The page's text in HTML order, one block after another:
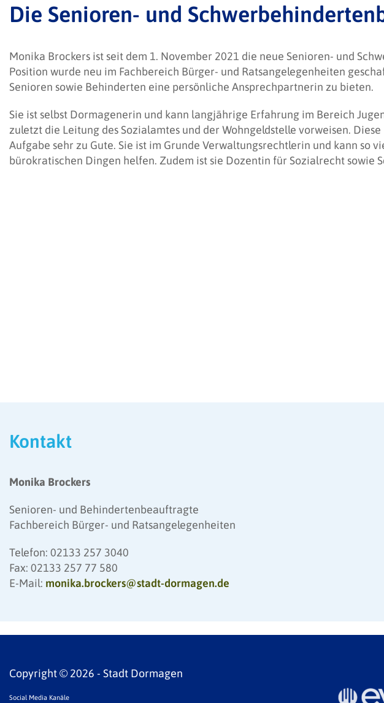
Die Senioren- und
Monika Brockers ist seit dem 1. November 2021 die neue Senioren- und
Position wurde neu im Fachbereich Bürger- und Ratsangelegenheiten
Senioren sowie Behinderten eine persönliche Ansprechpartnerin zu bieten.
Sie ist selbst Dormagenerin und kann langjährige Erfahrung im Bereich
zuletzt die Leitung des Sozialamtes und der Wohngeldstelle vorweisen.
Aufgabe sehr zu Gute. Sie ist im Grunde Verwaltungsrechtlerin und kann so
bürokratischen Dingen helfen. Zudem ist sie Dozentin für Sozialrecht sowie
Kontakt
Monika Brockers
Senioren- und Behindertenbeauftragte
Fachbereich Bürger- und Ratsangelegenheiten
Telefon: 02133 257 3040
Fax: 02133 257 77 580
E-Mail: monika.brockers@stadt-dormagen.de
Copyright © 2026 - Stadt Dormagen
Social Media Kanäle